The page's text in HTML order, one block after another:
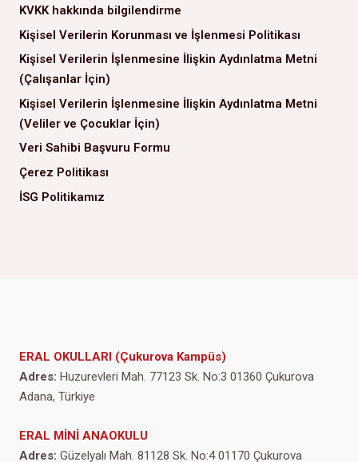
KVKK hakkında bilgilendirme
Kişisel Verilerin Korunması ve İşlenmesi Politikası
Kişisel Verilerin İşlenmesine İlişkin Aydınlatma Metni
(Çalışanlar İçin)
Kişisel Verilerin İşlenmesine İlişkin Aydınlatma Metni
(Veliler ve Çocuklar İçin)
Veri Sahibi Başvuru Formu
Çerez Politikası
İSG Politikamız
ERAL OKULLARI (Çukurova Kampüs)
Adres: Huzurevleri Mah. 77123 Sk. No:3 01360 Çukurova
Adana, Türkiye
ERAL MİNİ ANAOKULU
Adres: Güzelyalı Mah. 81128 Sk. No:4 01170 Çukurova